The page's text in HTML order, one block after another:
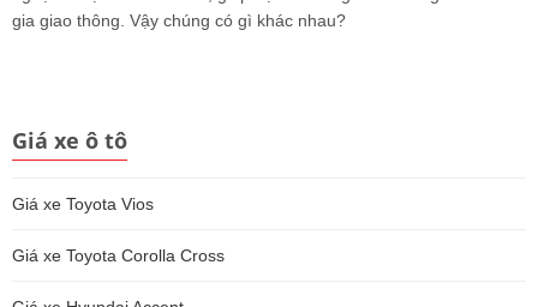
gia giao thông. Vậy chúng có gì khác nhau?
Giá xe ô tô
Giá xe Toyota Vios
Giá xe Toyota Corolla Cross